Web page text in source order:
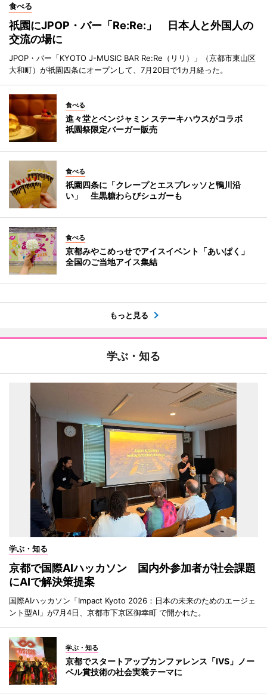
食べる
祇園にJPOP・バー「Re:Re:」 日本人と外国人の
交流の場に
JPOP・バー「KYOTO J-MUSIC BAR Re:Re（リリ）」（京都市東山区
大和町）が祇園四条にオープンして、7月20日で1カ月経った。
食べる
進々堂とベンジャミン ステーキハウスがコラボ
祇園祭限定バーガー販売
食べる
祇園四条に「クレープとエスプレッソと鴨川沿
い」 生黒糖わらびシュガーも
食べる
京都みやこめっせでアイスイベント「あいぱく」
全国のご当地アイス集結
もっと見る
学ぶ・知る
学ぶ・知る
京都で国際AIハッカソン 国内外参加者が社会課題
にAIで解決策提案
国際AIハッカソン「Impact Kyoto 2026：日本の未来のためのエージェ
ント型AI」が7月4日、京都市下京区御幸町 で開かれた。
学ぶ・知る
京都でスタートアップカンファレンス「IVS」ノー
ベル賞技術の社会実装テーマに